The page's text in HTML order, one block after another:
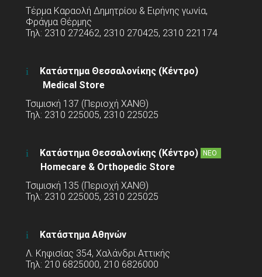
Τέρμα Καραολή Δημητρίου & Ειρήνης γωνία,
Φράγμα Θέρμης
Τηλ: 2310 272462, 2310 270425, 2310 221174
Κατάστημα Θεσσαλονίκης (Κέντρο)
Medical Store
Τσιμισκή 137 (Περιοχή ΧΑΝΘ)
Τηλ: 2310 225005, 2310 225025
Κατάστημα Θεσσαλονίκης (Κέντρο) ΝΕΟ
Homecare & Orthopedic Store
Τσιμισκή 135 (Περιοχή ΧΑΝΘ)
Τηλ: 2310 225005, 2310 225025
Κατάστημα Αθηνών
Λ. Κηφισίας 354, Χαλάνδρι Αττικής
Τηλ: 210 6825000, 210 6826000